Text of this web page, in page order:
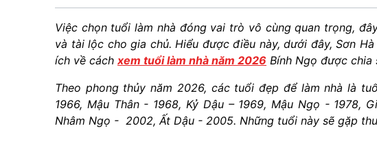
Việc chọn tuổi làm nhà đóng vai trò vô cùng quan trọng,
và tài lộc cho gia chủ. Hiểu được điều này, dưới đây, Sơn
ích về cách xem tuổi làm nhà năm 2026 Bính Ngọ được chia
Theo phong thủy năm 2026, các tuổi đẹp để làm nhà là
1966, Mậu Thân - 1968, Kỷ Dậu – 1969, Mậu Ngọ - 1978,
Nhâm Ngọ - 2002, Ất Dậu - 2005. Những tuổi này sẽ gặp